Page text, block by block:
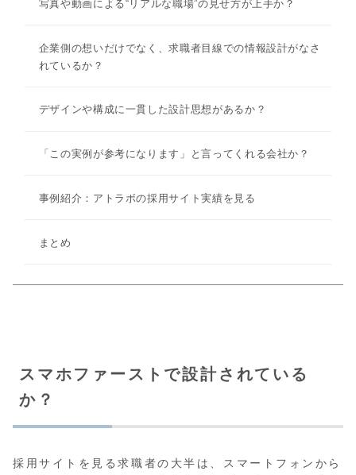
写真や動画による“リアルな職場”の見せ方が上手か？
企業側の想いだけでなく、求職者目線での情報設計がなさ
れているか？
デザインや構成に一貫した設計思想があるか？
「この実例が参考になります」と言ってくれる会社か？
事例紹介：アトラボの採用サイト実績を見る
まとめ
スマホファーストで設計されている
か？
採用サイトを見る求職者の大半は、スマートフォンから